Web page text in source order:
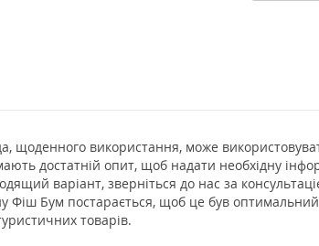
щоденного використання, може
достатній опит, щоб надати необхідну
варіант, зверніться до нас за
Фіш Бум постарається, щоб це був
товарів.